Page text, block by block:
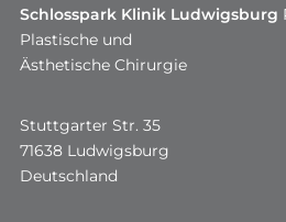
Schlosspark Klinik Ludwigsburg
Plastische und
Ästhetische Chirurgie
Stuttgarter Str. 35
71638 Ludwigsburg
Deutschland